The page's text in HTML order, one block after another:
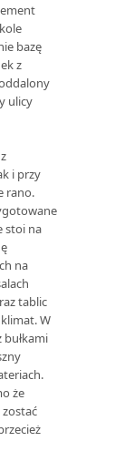
bazę
z
ulicy
i przy
rano.
stoi na
na
tablic
W
że
zostać